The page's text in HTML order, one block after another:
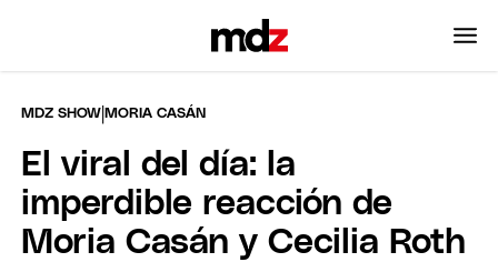
MDZ SHOW |MORIA CASÁN
El viral del día: la
imperdible reacción de
Moria Casán y Cecilia Roth